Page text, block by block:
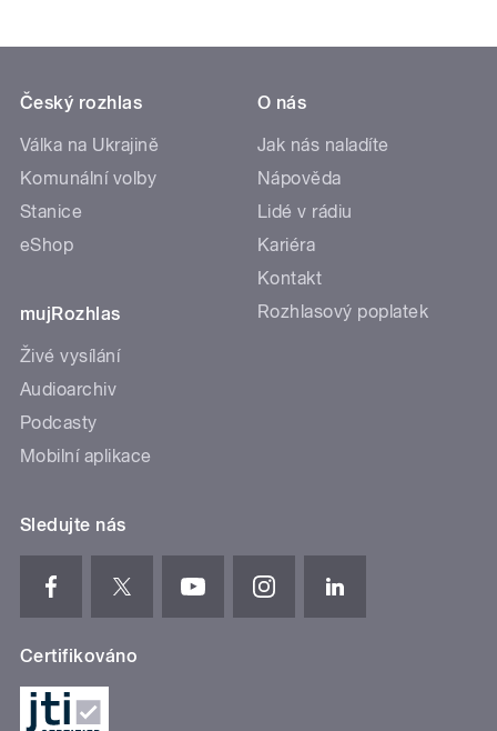
Český rozhlas
Válka na Ukrajině
Komunální volby
Stanice
eShop
mujRozhlas
Živé vysílání
Audioarchiv
Podcasty
Mobilní aplikace
O nás
Jak nás naladíte
Nápověda
Lidé v rádiu
Kariéra
Kontakt
Rozhlasový poplatek
Sledujte nás
Certifikováno